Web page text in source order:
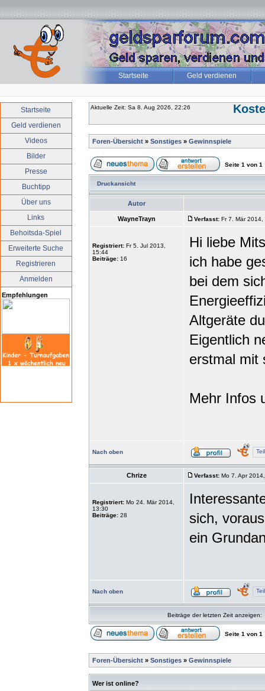
Startseite Geld verdienen
Startseite
Geld verdienen
Videos
Bilder
Presse
Buchtipp
Über uns
Links
Behoitsda-Spiel
Erweiterte Suche
Registrieren
Anmelden
Empfehlungen
Aktuelle Zeit: Sa 8. Aug 2026, 22:26
Foren-Übersicht » Sonstiges » Gewinnspiele
Seite 1 von 1
Druckansicht
Autor
WayneTrayn Verfasst: Fr 7. Mär
Registriert: Fr 5. Jul 2013,
15:44
Beiträge: 16
Hi liebe
ich habe
bei dem
Altgeräte
Eigentlich
erstmal mit
Mehr Infos
Nach oben
Chrize Verfasst: Mo 7. Apr
Registriert: Mo 24. Mär 2014,
13:30
Beiträge: 28
sich,
ein
Nach oben
Beiträge der letzten Zeit anzeigen:
Seite 1 von 1
Foren-Übersicht » Sonstiges » Gewinnspiele
Wer ist online?